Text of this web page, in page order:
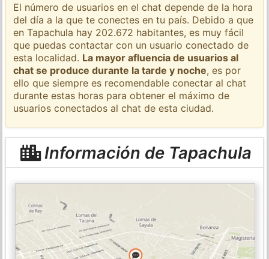
El número de usuarios en el chat depende de la hora
del día a la que te conectes en tu país. Debido a que
en Tapachula hay 202.672 habitantes, es muy fácil
que puedas contactar con un usuario conectado de
esta localidad. La mayor afluencia de usuarios al
chat se produce durante la tarde y noche, es por
ello que siempre es recomendable conectar al chat
durante estas horas para obtener el máximo de
usuarios conectados al chat de esta ciudad.
Información de Tapachula